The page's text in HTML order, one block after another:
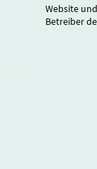
Website
Betreiber